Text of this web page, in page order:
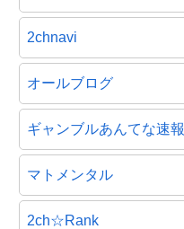
2chnavi
オールブログ
ギャンブルあんてな速報
マトメンタル
2ch☆Rank